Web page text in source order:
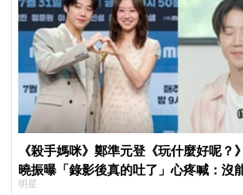
《殺手媽咪》鄭準元登《玩什麼好呢？
曉振曝「錄影後真的吐了」心疼喊：沒
明星